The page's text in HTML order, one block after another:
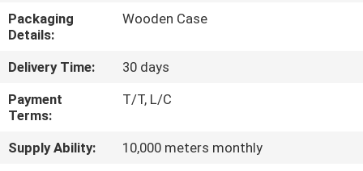
HUBUNGI
KAMI
BERITA
Packaging
Details:
Wooden Case
Delivery Time:
30 days
Payment
Terms:
T/T, L/C
Supply Ability:
10,000 meters monthly